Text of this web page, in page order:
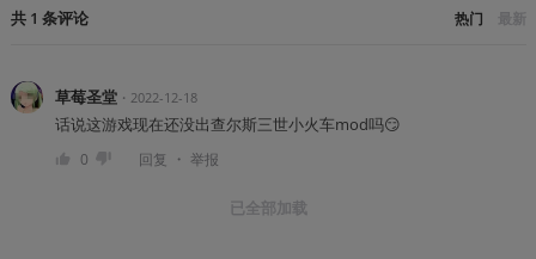
共 1 条评论 热门 最新
草莓圣堂・ 2022-12-18
话说这游戏现在还没出查尔斯三世小火车mod吗😏
0 回复 ・ 举报
已全部加载